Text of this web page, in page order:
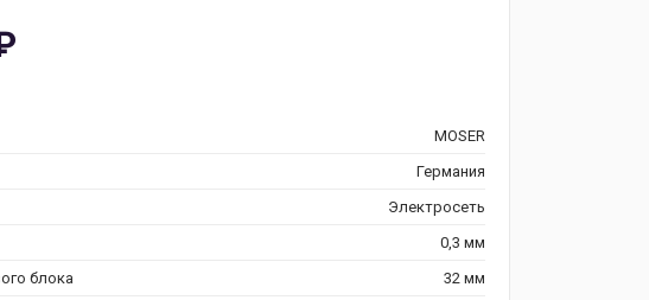
MOSER
Германия
Электросеть
0,3 мм
блока
32 мм